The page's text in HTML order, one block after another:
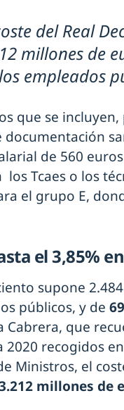
del Real
millones de
empleados
que se
de 560
Tcaes o los
el grupo E,
el 3,85%
supone
públicos, y de
Cabrera, que
recogidos
Ministros, el
millones de